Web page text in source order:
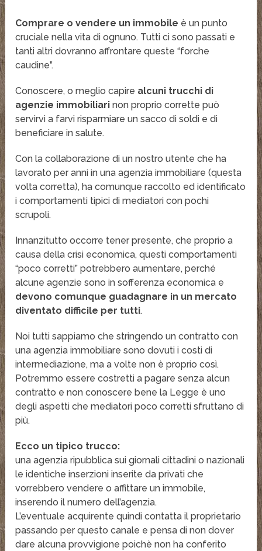
Comprare o vendere un immobile è un punto
cruciale nella vita di ognuno. Tutti ci sono passati e
tanti altri dovranno affrontare queste “forche
caudine”.
Conoscere, o meglio capire alcuni trucchi di
agenzie immobiliari non proprio corrette può
servirvi a farvi risparmiare un sacco di soldi e di
beneficiare in salute.
Con la collaborazione di un nostro utente che ha
lavorato per anni in una agenzia immobiliare (questa
volta corretta), ha comunque raccolto ed identificato
i comportamenti tipici di mediatori con pochi
scrupoli.
Innanzitutto occorre tener presente, che proprio a
causa della crisi economica, questi comportamenti
“poco corretti” potrebbero aumentare, perché
alcune agenzie sono in sofferenza economica e
devono comunque guadagnare in un mercato
diventato difficile per tutti.
Noi tutti sappiamo che stringendo un contratto con
una agenzia immobiliare sono dovuti i costi di
intermediazione, ma a volte non è proprio così.
Potremmo essere costretti a pagare senza alcun
contratto e non conoscere bene la Legge è uno
degli aspetti che mediatori poco corretti sfruttano di
più.
Ecco un tipico trucco:
una agenzia ripubblica sui giornali cittadini o nazionali
le identiche inserzioni inserite da privati che
vorrebbero vendere o affittare un immobile,
inserendo il numero dell’agenzia.
L’eventuale acquirente quindi contatta il proprietario
passando per questo canale e pensa di non dover
dare alcuna provvigione poichè non ha conferito